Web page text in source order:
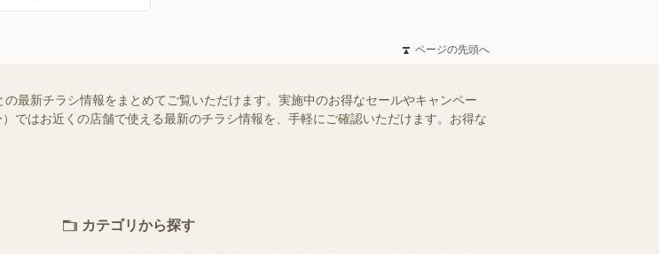
ページの先頭へ
最新チラシ情報をまとめてご覧いただけます。実施中のお得なセールやキャンペー
ではお近くの店舗で使える最新のチラシ情報を、手軽にご確認いただけます。お得な
カテゴリから探す